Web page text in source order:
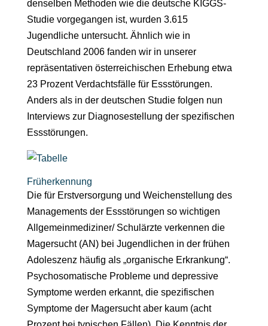
denselben Methoden wie die deutsche KIGGS-
Studie vorgegangen ist, wurden 3.615
Jugendliche untersucht. Ähnlich wie in
Deutschland 2006 fanden wir in unserer
repräsentativen österreichischen Erhebung etwa
23 Prozent Verdachtsfälle für Essstörungen.
Anders als in der deutschen Studie folgen nun
Interviews zur Diagnosestellung der spezifischen
Essstörungen.
Früherkennung
Die für Erstversorgung und Weichenstellung des
Managements der Essstörungen so wichtigen
Allgemeinmediziner/ Schulärzte verkennen die
Magersucht (AN) bei Jugendlichen in der frühen
Adoleszenz häufig als „organische Erkrankung“.
Psychosomatische Probleme und depressive
Symptome werden erkannt, die spezifischen
Symptome der Magersucht aber kaum (acht